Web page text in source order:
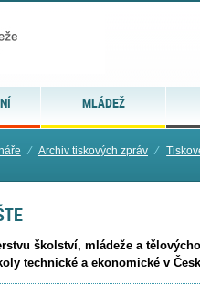
MLÁDEŽ
⁄ Archiv tiskových zpráv ⁄
školství, mládeže a
technické a ekonomické v